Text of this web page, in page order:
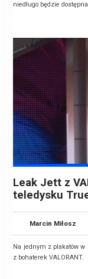
niedługo będzie
Leak Jett z
teledysku
Marcin Miłosz
Na jednym z plakatów
z bohaterek VALORANT.